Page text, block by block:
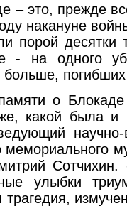
– это, прежде
накануне
порой десятки
на одного
больше,
о
какой была
мемориального
улыбки